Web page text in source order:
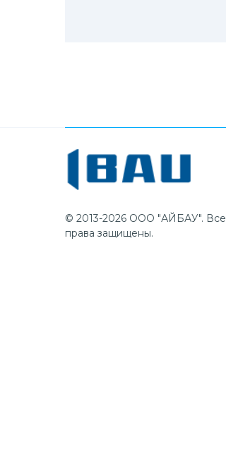
© 2013-2026 ООО "АЙБАУ". Все
права защищены.